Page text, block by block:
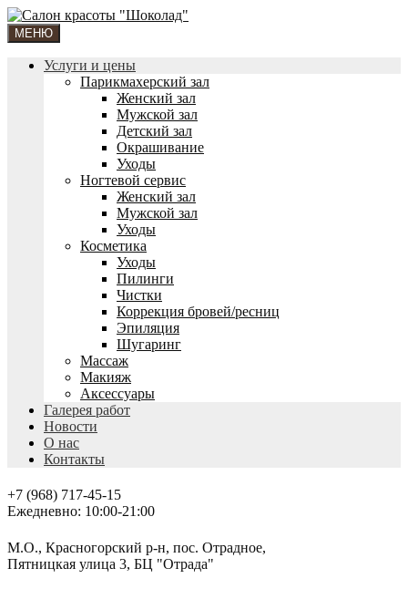
МЕНЮ
Услуги и цены
Парикмахерский зал
Женский зал
Мужской зал
Детский зал
Окрашивание
Уходы
Ногтевой сервис
Женский зал
Мужской зал
Уходы
Косметика
Уходы
Пилинги
Чистки
Коррекция бровей/ресниц
Эпиляция
Шугаринг
Массаж
Макияж
Аксессуары
Галерея работ
Новости
О нас
Контакты
+7 (968) 717-45-15
Ежедневно: 10:00-21:00
М.О., Красногорский р-н, пос. Отрадное,
Пятницкая улица 3, БЦ "Отрада"